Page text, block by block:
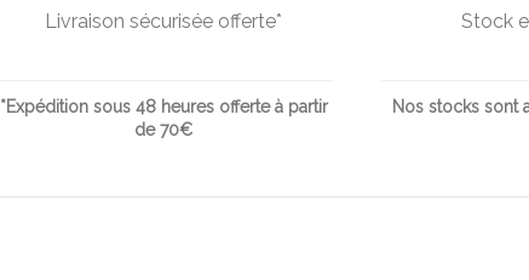
Livraison sécurisée offerte*
*Expédition sous 48 heures offerte à partir
de 70€
Stock
Nos stocks sont